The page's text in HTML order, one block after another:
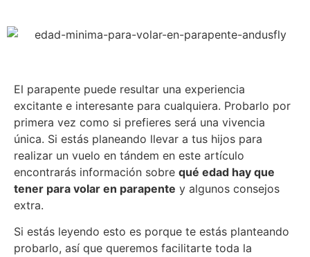
El parapente puede resultar una experiencia
excitante e interesante para cualquiera. Probarlo por
primera vez como si prefieres será una vivencia
única. Si estás planeando llevar a tus hijos para
realizar un vuelo en tándem en este artículo
encontrarás información sobre qué edad hay que
tener para volar en parapente y algunos consejos
extra.
Si estás leyendo esto es porque te estás planteando
probarlo, así que queremos facilitarte toda la